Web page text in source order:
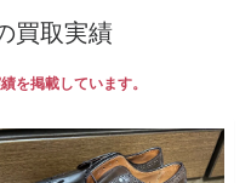
買取実績
を掲載しています。